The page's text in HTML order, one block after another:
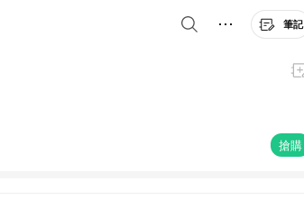
筆記
搶購